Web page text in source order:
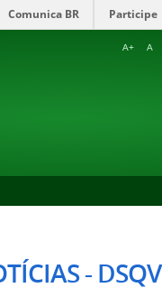
Comunica BR Participe
A+ A
- DSQV